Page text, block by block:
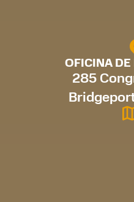
OFICINA
285